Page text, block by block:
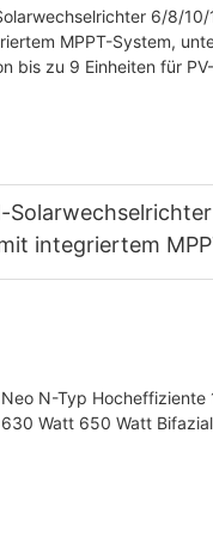
integriertem
von